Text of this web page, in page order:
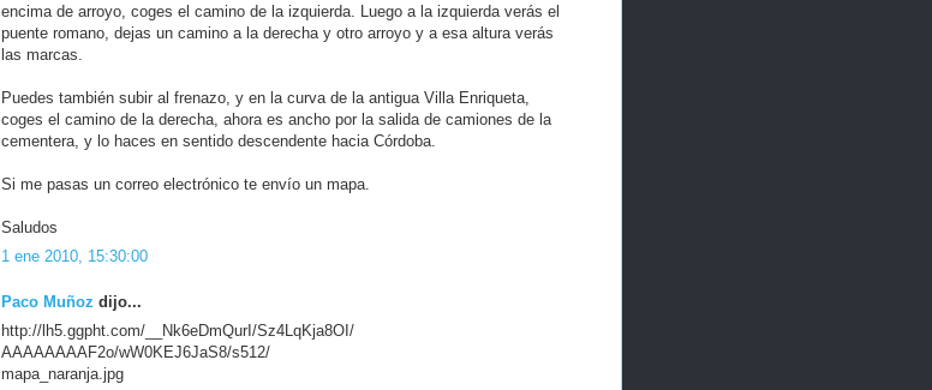
encima de arroyo, coges el camino de la izquierda. Luego a la izquierda verás el
puente romano, dejas un camino a la derecha y otro arroyo y a esa altura verás
las marcas.
Puedes también subir al frenazo, y en la curva de la antigua Villa Enriqueta,
coges el camino de la derecha, ahora es ancho por la salida de camiones de la
cementera, y lo haces en sentido descendente hacia Córdoba.
Si me pasas un correo electrónico te envío un mapa.
Saludos
1 ene 2010, 15:30:00
Paco Muñoz dijo...
http://lh5.ggpht.com/__Nk6eDmQurI/Sz4LqKja8OI/
AAAAAAAAF2o/wW0KEJ6JaS8/s512/
mapa_naranja.jpg